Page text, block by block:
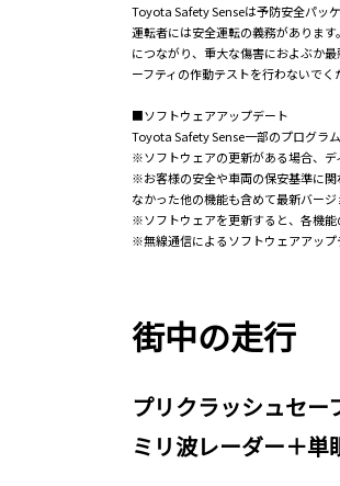
Toyota Safety Senseは予防安全パッ
運転者には安全運転の義務がありま
につながり、重大な傷害におよぶか
ーフティの作動テストを行わないで
■ソフトウェアアップデート
Toyota Safety Sense一部のプログラ
※ソフトウェアの更新がある場合、デ
※お客様の安全や車両の保安基準に
なかった他の機能も含めて最新バージ
※ソフトウェアを更新すると、各機能
※無線通信によるソフトウェアアップ
街中の走行
プリクラッシュセ
ミリ波レーダー＋単